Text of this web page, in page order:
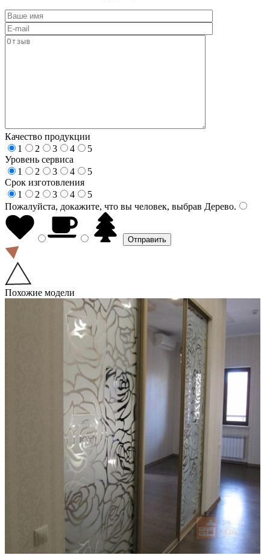
Качество продукции
1
2 3 4
5
Уровень сервиса
1
2 3 4
5
Срок изготовления
1
2 3 4
5
Пожалуйста, докажите, что вы человек, выбрав Дерево.
Похожие модели